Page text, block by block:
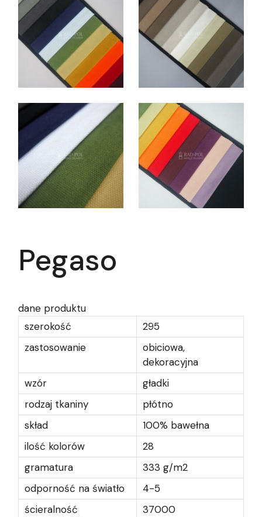
Pegaso
dane produktu
szerokość
295
zastosowanie
obiciowa,
dekoracyjna
wzór
gładki
rodzaj tkaniny
płótno
skład
100% bawełna
ilość kolorów
28
gramatura
333 g/m2
odporność na światło
4-5
ścieralność
37000